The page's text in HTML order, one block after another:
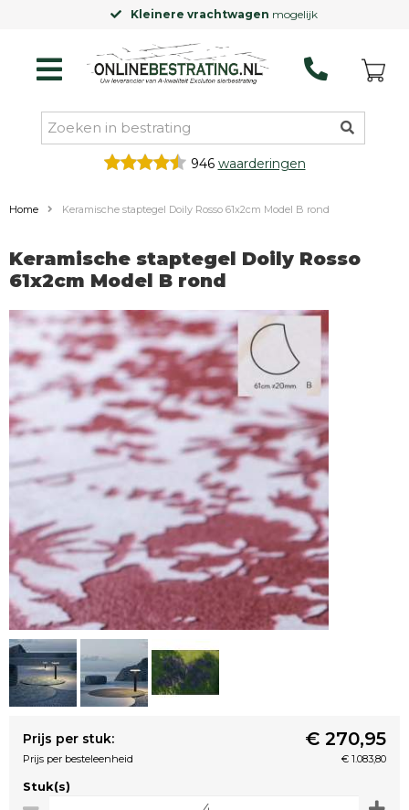
Kleinere vrachtwagenmogelijk
946 waarderingen
Home Keramische staptegel Doily Rosso 61x2cm Model B rond
Keramische staptegel Doily Rosso
61x2cm Model B rond
Prijs per stuk: € 270,95
Prijs per besteleenheid € 1.083,80
Stuk(s)